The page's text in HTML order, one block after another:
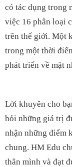
có tác dụng trong
việc 16 phân loại
trên thế giới. Một
trong một thời
phát triển về mặt
Lời khuyên cho
hỏi những giá trị
nhận những điểm
chung. HM Edu
thân mình và đạt